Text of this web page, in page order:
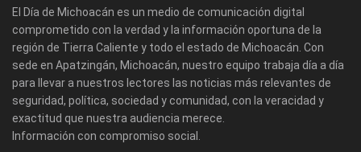
El Día de Michoacán es un medio de comunicación digital
comprometido con la verdad y la información oportuna de la
región de Tierra Caliente y todo el estado de Michoacán. Con
sede en Apatzingán, Michoacán, nuestro equipo trabaja día a día
para llevar a nuestros lectores las noticias más relevantes de
seguridad, política, sociedad y comunidad, con la veracidad y
exactitud que nuestra audiencia merece.
Información con compromiso social.